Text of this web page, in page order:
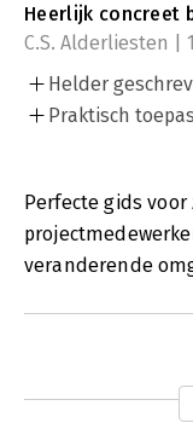
Heerlijk concreet
C.S. Alderliesten |
Helder
Praktisch
Perfecte gids
veranderende